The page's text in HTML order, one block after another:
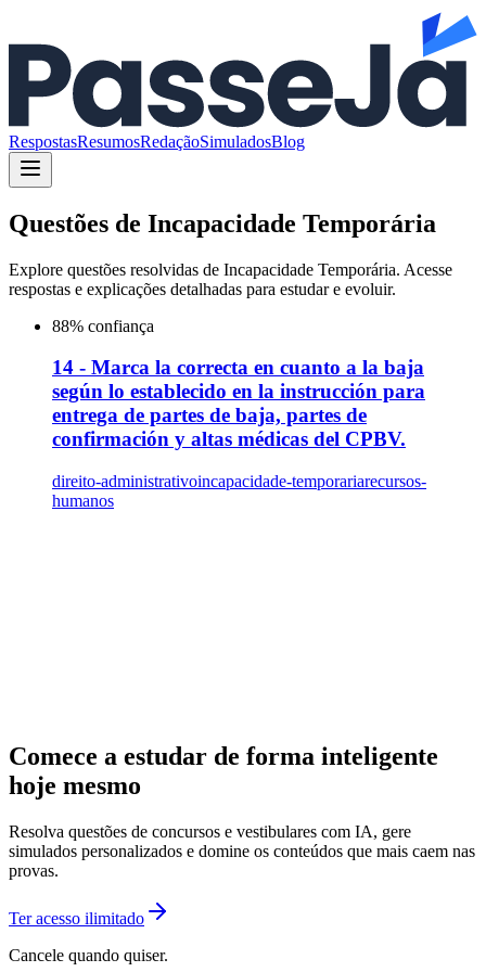
RespostasResumosRedaçãoSimuladosBlog
Questões de Incapacidade Temporária
Explore questões resolvidas de Incapacidade Temporária. Acesse
respostas e explicações detalhadas para estudar e evoluir.
88% confiança
14 - Marca la correcta en cuanto a la baja
según lo establecido en la instrucción para
entrega de partes de baja, partes de
confirmación y altas médicas del CPBV.
direito-administrativoincapacidade-temporariarecursos-
humanos
Comece a estudar de forma inteligente
hoje mesmo
Resolva questões de concursos e vestibulares com IA, gere
simulados personalizados e domine os conteúdos que mais caem nas
provas.
Ter acesso ilimitado
Cancele quando quiser.